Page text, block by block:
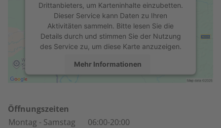
Drittanbieters, um Karteninhalte einzubetten.
Dieser Service kann Daten zu Ihren
Aktivitäten sammeln. Bitte lesen Sie die
Details durch und stimmen Sie der Nutzung
des Service zu, um diese Karte anzuzeigen.
Mehr Informationen
powered by
Management Platform
Öffnungszeiten
Montag - Samstag
06:00-20:00